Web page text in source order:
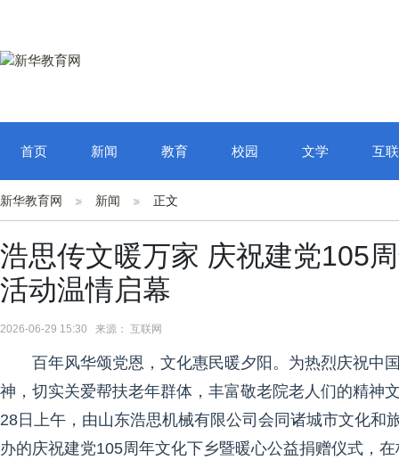
首页 新闻 教育 校园 文学 互
新华教育网 新闻 正文
浩思传文暖万家 庆祝建党105
活动温情启幕
2026-06-29 15:30 来源： 互联网
百年风华颂党恩，文化惠民暖夕阳。为热烈庆祝中
神，切实关爱帮扶老年群体，丰富敬老院老人们的精神
28日上午，由山东浩思机械有限公司会同诸城市文化和
办的庆祝建党105周年文化下乡暨暖心公益捐赠仪式，